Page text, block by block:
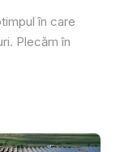
în care
Plecăm în